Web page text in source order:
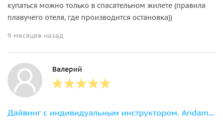
купаться можно только в спасательном жилете (правила
плавучего отеля, где производится остановка))
9 месяцев назад
Валерий
Дайвинг с индивидуальным инструктором. Andaman Diving&Travel Company